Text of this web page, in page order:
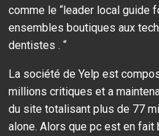
comme le “leader local guide
ensembles boutiques aux
dentistes . “
La société de Yelp est
millions critiques et a
du site totalisant plus de 77
alone. Alors que pc est en fait